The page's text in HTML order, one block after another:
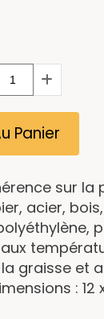
Panier
sur la
acier,
la graisse et
: 12